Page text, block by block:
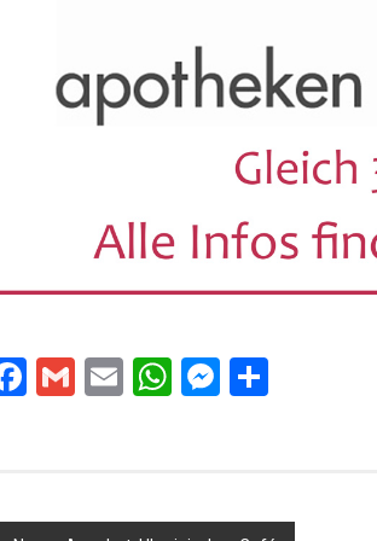
Facebook
GmailEmailWhatsApp